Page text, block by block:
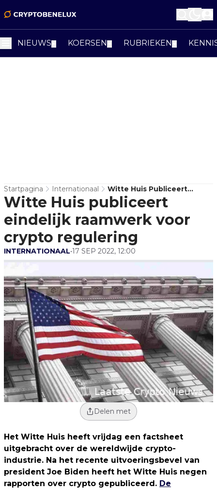
NIEUWS KOERSEN RUBRIEKEN
Startpagina Internationaal
Witte Huis Publiceert
Eindelijk Raamwerk Voor
Crypto Regulering
Witte Huis publiceert
eindelijk raamwerk voor
crypto regulering
INTERNATIONAAL•17 SEP 2022, 12:00
Delen met
Het Witte Huis heeft vrijdag een factsheet
uitgebracht over de wereldwijde crypto-
industrie. Na het recente uitvoeringsbevel van
president Joe Biden heeft het Witte Huis negen
rapporten over crypto gepubliceerd. De